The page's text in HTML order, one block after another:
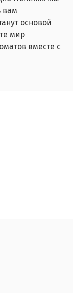
вам
основой
мир
вместе с